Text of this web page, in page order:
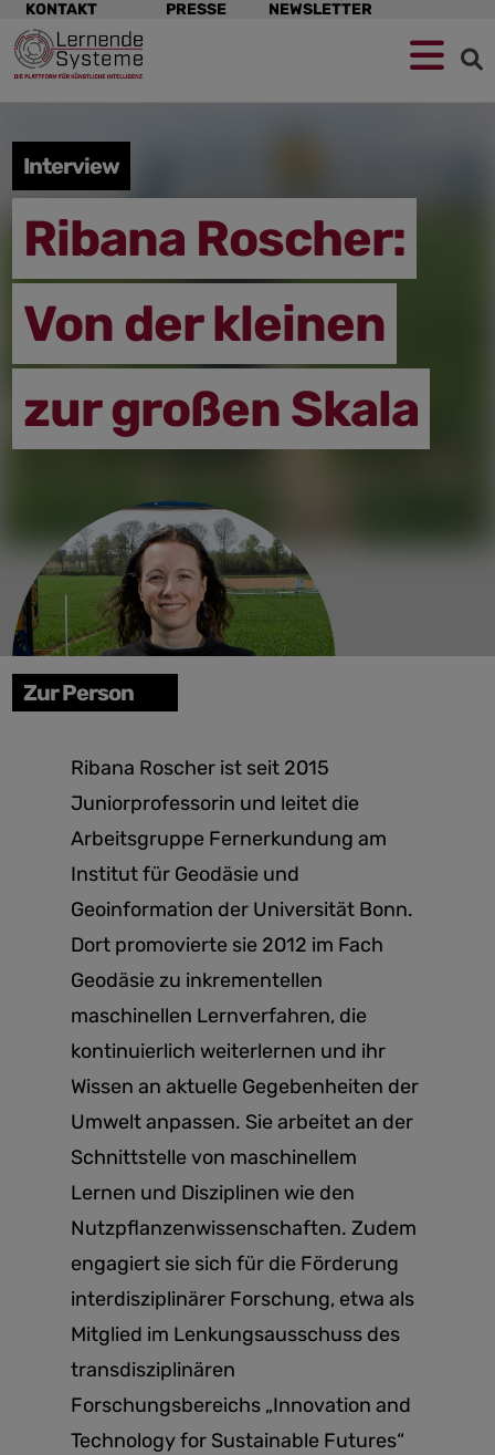
Zur
Navigation
springen
Zum
Hauptinhalt
springen
Zum
Footer
springen
Navigation
überspringen
KONTAKT PRESSE NEWSLETTER
Interview
Ribana Roscher:
Von der kleinen
zur großen Skala
Zur Person
Ribana Roscher ist seit 2015
Juniorprofessorin und leitet die
Arbeitsgruppe Fernerkundung am
Institut für Geodäsie und
Geoinformation der Universität Bonn.
Dort promovierte sie 2012 im Fach
Geodäsie zu inkrementellen
maschinellen Lernverfahren, die
kontinuierlich weiterlernen und ihr
Wissen an aktuelle Gegebenheiten der
Umwelt anpassen. Sie arbeitet an der
Schnittstelle von maschinellem
Lernen und Disziplinen wie den
Nutzpflanzenwissenschaften. Zudem
engagiert sie sich für die Förderung
interdisziplinärer Forschung, etwa als
Mitglied im Lenkungsausschuss des
transdisziplinären
Forschungsbereichs „Innovation and
Technology for Sustainable Futures“